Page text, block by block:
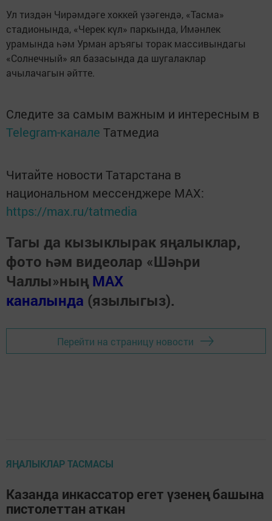
Ул тиздән Чирәмдәге хоккей үзәгендә, «Тасма»
стадионында, «Черек күл» паркында, Имәнлек
урамында һәм Урман аръягы торак массивындагы
«Солнечный» ял базасында да шугалаклар
ачылачагын әйтте.
Следите за самым важным и интересным в
Telegram-канале Татмедиа
Читайте новости Татарстана в
национальном мессенджере MАХ:
https://max.ru/tatmedia
Тагы да кызыклырак яңалыклар,
фото һәм видеолар «Шәһри
Чаллы»ның MAX
каналында (язылыгыз).
Перейти на страницу новости
ЯҢАЛЫКЛАР ТАСМАСЫ
Казанда инкассатор егет үзенең башына
пистолеттан аткан